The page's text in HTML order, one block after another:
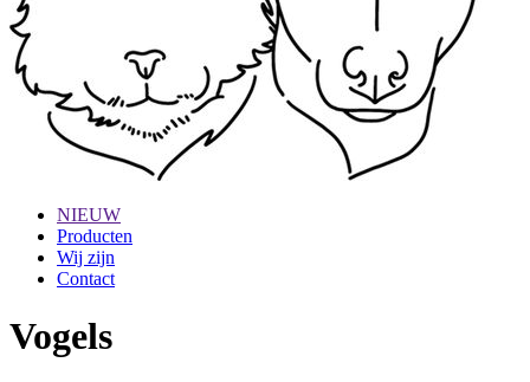
NIEUW
Producten
Wij zijn
Contact
Vogels